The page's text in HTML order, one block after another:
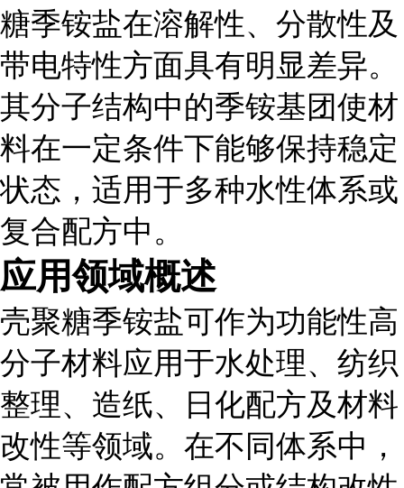
糖季铵盐在溶解性、分散性及
带电特性方面具有明显差异。
其分子结构中的季铵基团使材
料在一定条件下能够保持稳定
状态，适用于多种水性体系或
复合配方中。
应用领域概述
壳聚糖季铵盐可作为功能性高
分子材料应用于水处理、纺织
整理、造纸、日化配方及材料
改性等领域。在不同体系中，